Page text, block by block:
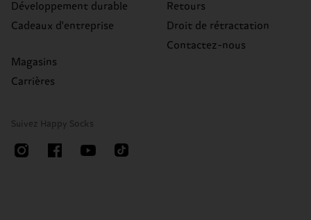
Développement durable
Cadeaux d'entreprise
Magasins
Carrières
Retours
Droit de rétractation
Contactez-nous
Suivez Happy Socks